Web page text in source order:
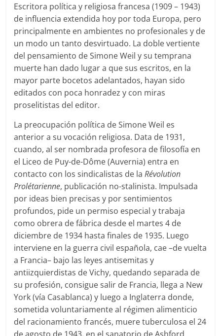
Escritora política y religiosa francesa (1909 – 1943)
de influencia extendida hoy por toda Europa, pero
principalmente en ambientes no profesionales y de
un modo un tanto desvirtuado. La doble vertiente
del pensamiento de Simone Weil y su temprana
muerte han dado lugar a que sus escritos, en la
mayor parte bocetos adelantados, hayan sido
editados con poca honradez y con miras
proselitistas del editor.
La preocupación política de Simone Weil es
anterior a su vocación religiosa. Data de 1931,
cuando, al ser nombrada profesora de filosofía en
el Liceo de Puy-de-Dôme (Auvernia) entra en
contacto con los sindicalistas de laRévolution
Prolétarienne, publicación no-stalinista. Impulsada
por ideas bien precisas y por sentimientos
profundos, pide un permiso especial y trabaja
como obrera de fábrica desde el martes 4 de
diciembre de 1934 hasta finales de 1935. Luego
interviene en la guerra civil española, cae –de vuelta
a Francia– bajo las leyes antisemitas y
antiizquierdistas de Vichy, quedando separada de
su profesión, consigue salir de Francia, llega a New
York (vía Casablanca) y luego a Inglaterra donde,
sometida voluntariamente al régimen alimenticio
del racionamiento francés, muere tuberculosa el 24